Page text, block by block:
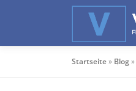
Startseite» Blog»